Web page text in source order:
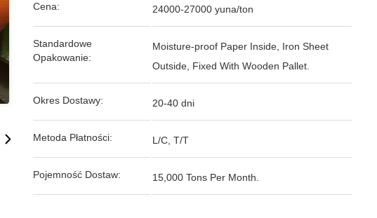
Cena: 24000-27000 yuna/ton
Standardowe
Opakowanie:
Moisture-proof Paper Inside, Iron Sheet
Outside, Fixed With Wooden Pallet.
Okres Dostawy: 20-40 dni
Metoda Płatności: L/C, T/T
Pojemność Dostaw: 15,000 Tons Per Month.